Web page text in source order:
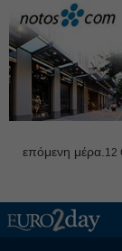
επόμενη μέρα. 12